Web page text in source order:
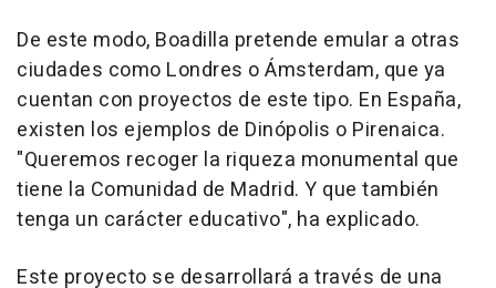
De este modo, Boadilla pretende emular a otras
ciudades como Londres o Ámsterdam, que ya
cuentan con proyectos de este tipo. En España,
existen los ejemplos de Dinópolis o Pirenaica.
"Queremos recoger la riqueza monumental que
tiene la Comunidad de Madrid. Y que también
tenga un carácter educativo", ha explicado.
Este proyecto se desarrollará a través de una